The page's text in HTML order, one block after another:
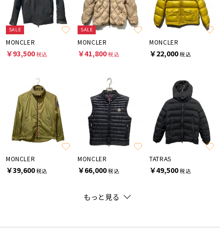
SALE
MONCLER
￥93,500税込
SALE
MONCLER
￥41,800税込
MONCLER
￥22,000税込
MONCLER
￥39,600税込
MONCLER
￥66,000税込
TATRAS
￥49,500税込
もっと見る